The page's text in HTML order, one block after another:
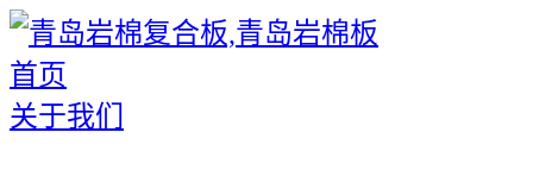
首页
关于我们